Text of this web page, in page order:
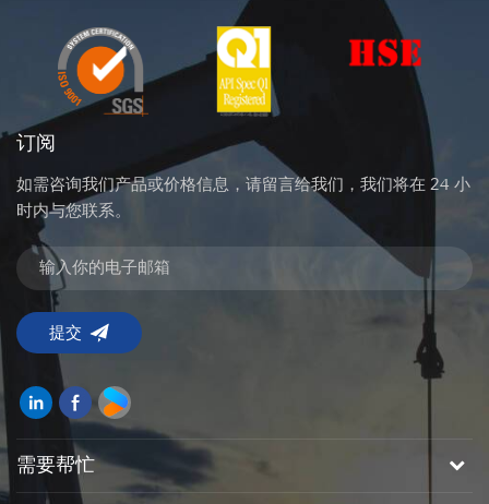
订阅
如需咨询我们产品或价格信息，请留言给我们，我们将在 24 小
时内与您联系。
需要帮忙